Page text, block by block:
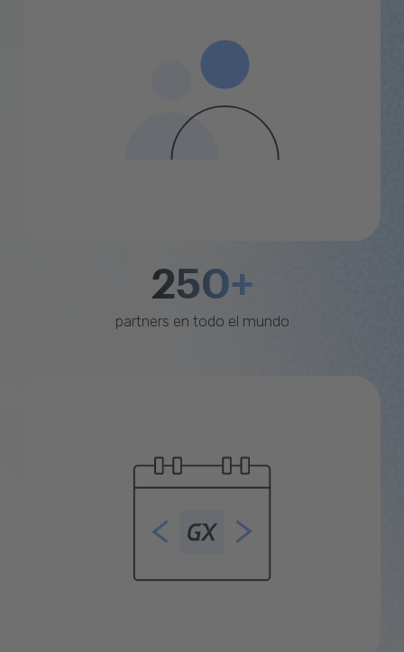
250+
partners en todo el mundo